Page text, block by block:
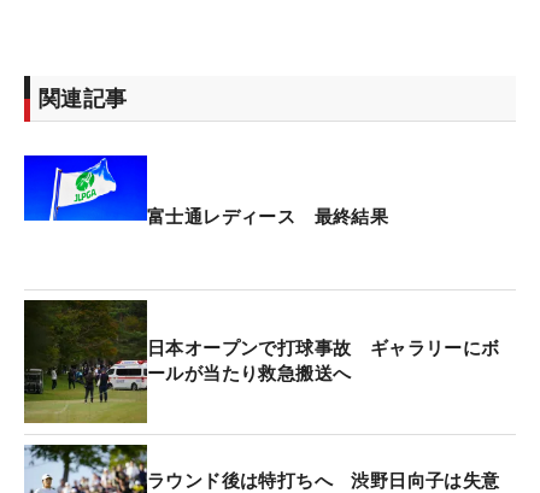
香はスコアを2つ落とし、トータル6アンダーの6位
タイに後退した。
同じく6位タイには、今季初のトップ10入りとなっ
た稲見萌寧、菅楓華、荒木優奈らが並んだ。先週、
米ツアーに参戦する古江彩佳はトータル4アンダ
ー・19位タイ。初日に首位発進を決めた渋野日向子
は、2日目以降オーバーパーのラウンドが続き、ト
ータルイーブンパー・40位タイで競技を終えた。
関連記事
富士通レディース 最終結果
日本オープンで打球事故 ギャラリーにボ
ールが当たり救急搬送へ
ラウンド後は特打ちへ 渋野日向子は失意